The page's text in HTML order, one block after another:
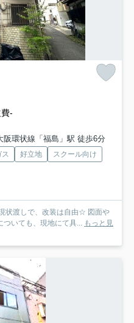
-
阪環状線「福島」駅 徒歩6分
ス 好立地
スクール向け
状渡しで、改装は自由☆ 図面や
ついても、現地にて具... もっと見